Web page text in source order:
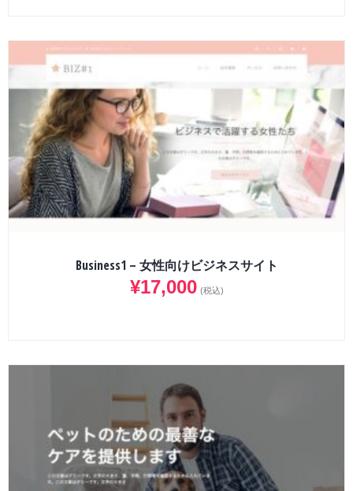
Business1 – 女性向けビジネスサイト
¥17,000 (税込)